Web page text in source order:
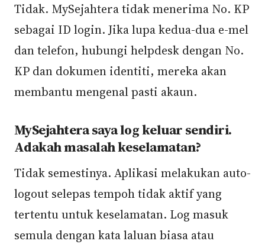
Tidak. MySejahtera tidak menerima No. KP
sebagai ID login. Jika lupa kedua-dua e-mel
dan telefon, hubungi helpdesk dengan No.
KP dan dokumen identiti, mereka akan
membantu mengenal pasti akaun.
MySejahtera saya log keluar sendiri.
Adakah masalah keselamatan?
Tidak semestinya. Aplikasi melakukan auto-
logout selepas tempoh tidak aktif yang
tertentu untuk keselamatan. Log masuk
semula dengan kata laluan biasa atau